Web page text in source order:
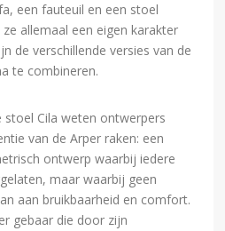
een fauteuil en een stoel
allemaal een eigen karakter
de verschillende versies van de
te combineren.
stoel Cila weten ontwerpers
van de Arper raken: een
ontwerp waarbij iedere
maar waarbij geen
aan bruikbaarheid en comfort.
gebaar die door zijn